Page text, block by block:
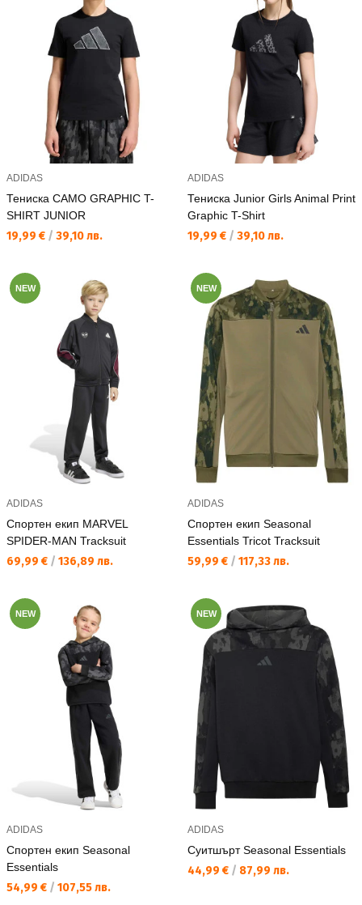
ADIDAS
Тениска CAMO GRAPHIC T-
SHIRT JUNIOR
Текуща цена:
19,99 € / 39,10 лв.
ADIDAS
Тениска Junior Girls Animal Print
Graphic T-Shirt
Текуща цена:
19,99 € / 39,10 лв.
NEW
ADIDAS
Спортен екип MARVEL
SPIDER-MAN Tracksuit
Текуща цена:
69,99 € / 136,89 лв.
NEW
ADIDAS
Спортен екип Seasonal
Essentials Tricot Tracksuit
Текуща цена:
59,99 € / 117,33 лв.
NEW
ADIDAS
Спортен екип Seasonal
Essentials
Текуща цена:
54,99 € / 107,55 лв.
NEW
ADIDAS
Суитшърт Seasonal Essentials
Текуща цена:
44,99 € / 87,99 лв.